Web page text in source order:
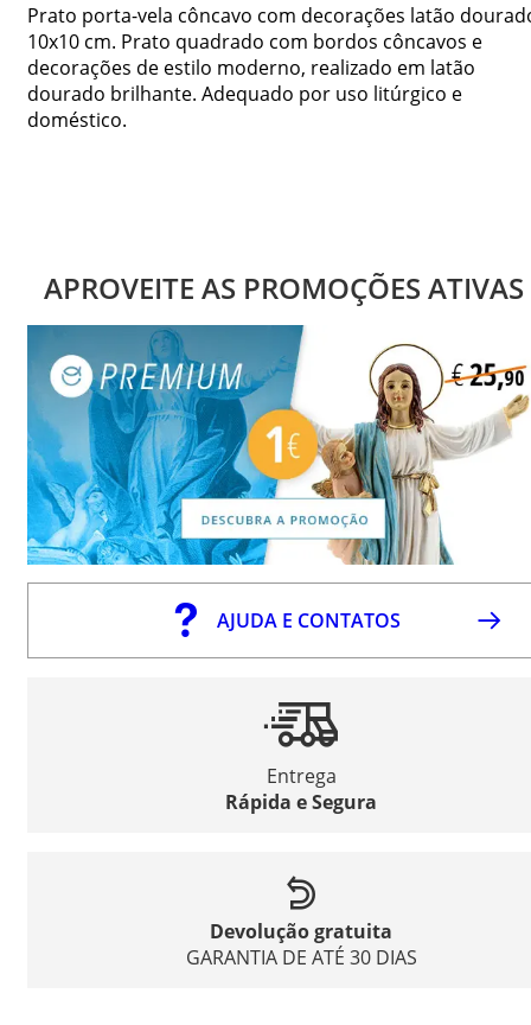
Prato porta-vela côncavo com decorações latão
10x10 cm. Prato quadrado com bordos côncavos e
decorações de estilo moderno, realizado em latão
dourado brilhante. Adequado por uso litúrgico e
doméstico.
APROVEITE AS PROMOÇÕES ATIVAS
AJUDA E CONTATOS
Entrega
Rápida e Segura
Devolução gratuita
GARANTIA DE ATÉ 30 DIAS